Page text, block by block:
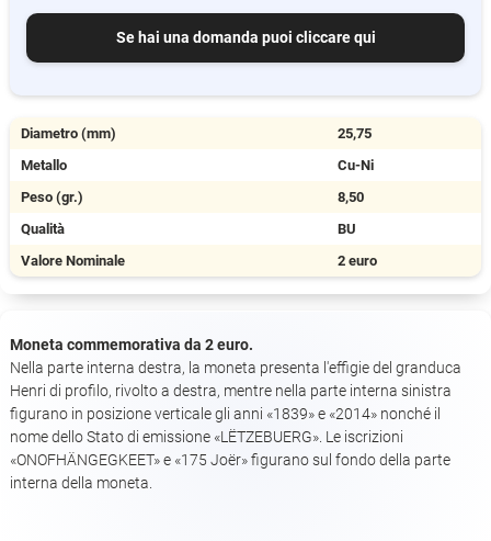
Se hai una domanda puoi cliccare qui
Diametro (mm)
25,75
Metallo
Cu-Ni
Peso (gr.)
8,50
Qualità
BU
Valore Nominale
2 euro
Moneta commemorativa da 2 euro.
Nella parte interna destra, la moneta presenta l'effigie del granduca
Henri di profilo, rivolto a destra, mentre nella parte interna sinistra
figurano in posizione verticale gli anni «1839» e «2014» nonché il
nome dello Stato di emissione «LËTZEBUERG». Le iscrizioni
«ONOFHÄNGEGKEET» e «175 Joër» figurano sul fondo della parte
interna della moneta.